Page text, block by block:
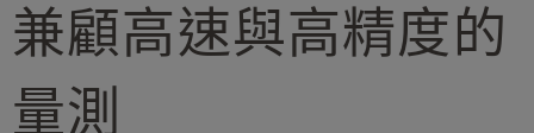
兼顧高速與高精度的
量測